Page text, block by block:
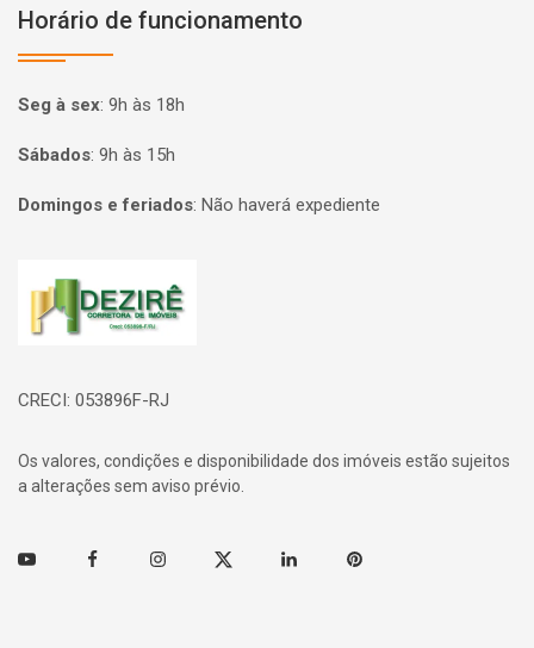
Horário de funcionamento
Seg à sex: 9h às 18h
Sábados: 9h às 15h
Domingos e feriados: Não haverá expediente
Página inicial
CRECI: 053896F-RJ
Os valores, condições e disponibilidade dos imóveis estão sujeitos
a alterações sem aviso prévio.
Youtube FacebookInstagramTwitter Linkedin Pinterest